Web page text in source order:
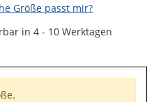
Größe passt mir?
in 4 - 10 Werktagen